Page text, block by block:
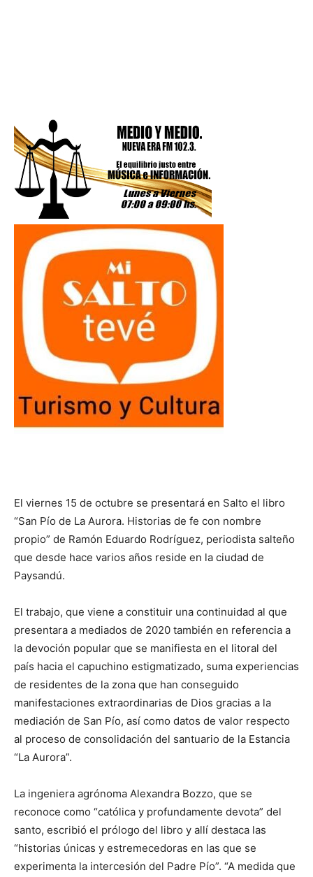
El viernes 15 de octubre se presentará en Salto el libro
“San Pío de La Aurora. Historias de fe con nombre
propio” de Ramón Eduardo Rodríguez, periodista salteño
que desde hace varios años reside en la ciudad de
Paysandú.
El trabajo, que viene a constituir una continuidad al que
presentara a mediados de 2020 también en referencia a
la devoción popular que se manifiesta en el litoral del
país hacia el capuchino estigmatizado, suma experiencias
de residentes de la zona que han conseguido
manifestaciones extraordinarias de Dios gracias a la
mediación de San Pío, así como datos de valor respecto
al proceso de consolidación del santuario de la Estancia
“La Aurora”.
La ingeniera agrónoma Alexandra Bozzo, que se
reconoce como “católica y profundamente devota” del
santo, escribió el prólogo del libro y allí destaca las
“historias únicas y estremecedoras en las que se
experimenta la intercesión del Padre Pío”. “A medida que